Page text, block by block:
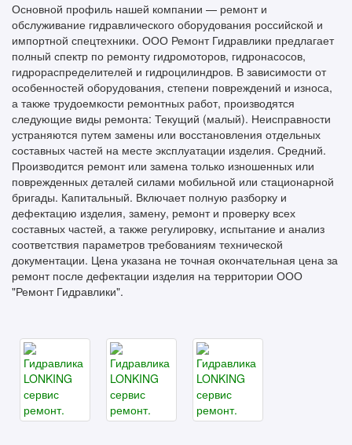
Основной профиль нашей компании — ремонт и
обслуживание гидравлического оборудования российской и
импортной спецтехники. ООО Ремонт Гидравлики предлагает
полный спектр по ремонту гидромоторов, гидронасосов,
гидрораспределителей и гидроцилиндров. В зависимости от
особенностей оборудования, степени повреждений и износа,
а также трудоемкости ремонтных работ, производятся
следующие виды ремонта: Текущий (малый). Неисправности
устраняются путем замены или восстановления отдельных
составных частей на месте эксплуатации изделия. Средний.
Производится ремонт или замена только изношенных или
поврежденных деталей силами мобильной или стационарной
бригады. Капитальный. Включает полную разборку и
дефектацию изделия, замену, ремонт и проверку всех
составных частей, а также регулировку, испытание и анализ
соответствия параметров требованиям технической
документации. Цена указана не точная окончательная цена за
ремонт после дефектации изделия на территории ООО
"Ремонт Гидравлики".